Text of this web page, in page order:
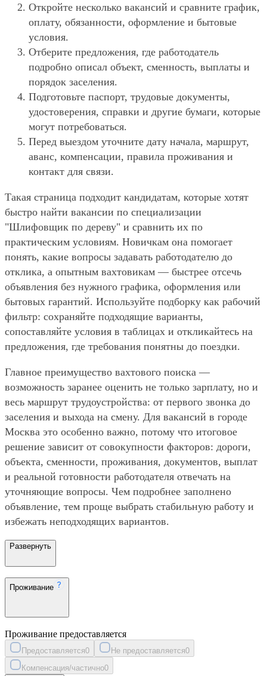
Откройте несколько вакансий и сравните график,
оплату, обязанности, оформление и бытовые
условия.
Отберите предложения, где работодатель
подробно описал объект, сменность, выплаты и
порядок заселения.
Подготовьте паспорт, трудовые документы,
удостоверения, справки и другие бумаги, которые
могут потребоваться.
Перед выездом уточните дату начала, маршрут,
аванс, компенсации, правила проживания и
контакт для связи.
Такая страница подходит кандидатам, которые хотят
быстро найти вакансии по специализации
"Шлифовщик по дереву" и сравнить их по
практическим условиям. Новичкам она помогает
понять, какие вопросы задавать работодателю до
отклика, а опытным вахтовикам — быстрее отсечь
объявления без нужного графика, оформления или
бытовых гарантий. Используйте подборку как рабочий
фильтр: сохраняйте подходящие варианты,
сопоставляйте условия в таблицах и откликайтесь на
предложения, где требования понятны до поездки.
Главное преимущество вахтового поиска —
возможность заранее оценить не только зарплату, но и
весь маршрут трудоустройства: от первого звонка до
заселения и выхода на смену. Для вакансий в городе
Москва это особенно важно, потому что итоговое
решение зависит от совокупности факторов: дороги,
объекта, сменности, проживания, документов, выплат
и реальной готовности работодателя отвечать на
уточняющие вопросы. Чем подробнее заполнено
объявление, тем проще выбрать стабильную работу и
избежать неподходящих вариантов.
Развернуть
Проживание
Проживание предоставляется
Предоставляется0 Не предоставляется0
Компенсация/частично0